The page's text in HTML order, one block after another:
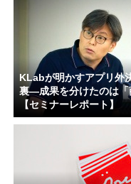
KLabが明かすアプリ外
裏―成果を分けたのは「
【セミナーレポート】